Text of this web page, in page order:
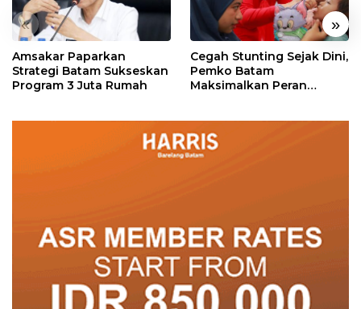
« »
Amsakar Paparkan
Strategi Batam Sukseskan
Program 3 Juta Rumah
Cegah Stunting Sejak Dini,
Pemko Batam
Maksimalkan Peran